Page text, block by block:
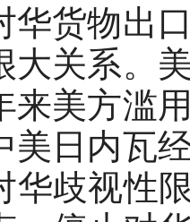
货物出口
大关系。
来美方滥
美日内瓦
华歧视性